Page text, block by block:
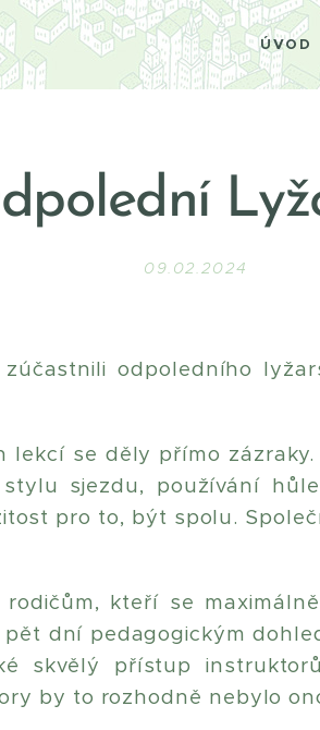
ÚVOD
09.02.2024
odpoledního
lekcí se děly přímo
sjezdu, používání
pro to, být spolu.
kteří se
dní pedagogickým
skvělý přístup
by to rozhodně nebylo